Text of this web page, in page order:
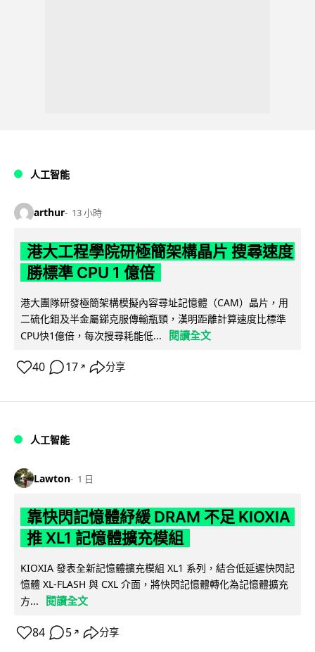
人工智能
arthur 13 小時
港大工程學院研極簡架構晶片 搜尋速度
勝標準 CPU 1 億倍
港大團隊研發極簡架構模擬內容尋址記憶體（CAM）晶片，用
二硫化鉬及半金屬銻克服傳輸瓶頸，漢明距離計算速度比標準
CPU快1億倍，每次搜尋耗能低...
閱讀全文
40 17 ↗ 分享
人工智能
Lawton 1 日
靠快閃記憶體紓緩 DRAM 不足 KIOXIA
推 XL1 記憶體擴充模組
KIOXIA 發表全新記憶體擴充模組 XL1 系列，結合低延遲快閃記
憶體 XL-FLASH 與 CXL 介面，將快閃記憶體轉化為記憶體擴充
方...
閱讀全文
84 5 ↗ 分享